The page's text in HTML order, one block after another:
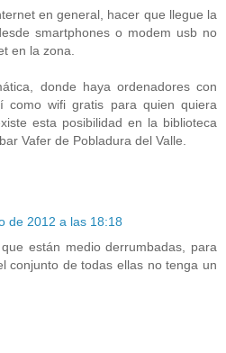
en general, hacer que llegue la
smartphones o modem usb no
en la zona.
donde haya ordenadores con
como wifi gratis para quien quiera
esta posibilidad en la biblioteca
Vafer de Pobladura del Valle.
de 2012 a las 18:18
están medio derrumbadas, para
conjunto de todas ellas no tenga un